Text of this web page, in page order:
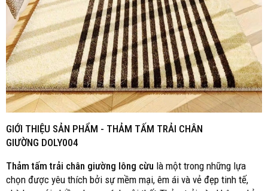
GIỚI THIỆU SẢN PHẨM - THẢM TẤM TRẢI CHÂN
GIƯỜNG DOLY004
Thảm tấm trải chân giường lông cừu là một trong những lựa
chọn được yêu thích bởi sự mềm mại, êm ái và vẻ đẹp tinh tế,